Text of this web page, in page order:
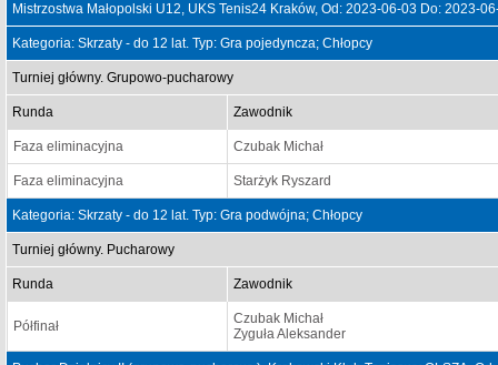
Mistrzostwa Małopolski U12, UKS Tenis24 Kraków, Od: 2023-06-03 Do: 2023-
Kategoria: Skrzaty - do 12 lat. Typ: Gra pojedyncza; Chłopcy
Turniej główny. Grupowo-pucharowy
Runda Zawodnik
Faza eliminacyjna Czubak Michał
Faza eliminacyjna Starżyk Ryszard
Kategoria: Skrzaty - do 12 lat. Typ: Gra podwójna; Chłopcy
Turniej główny. Pucharowy
Runda Zawodnik
Półfinał
Czubak Michał
Zyguła Aleksander